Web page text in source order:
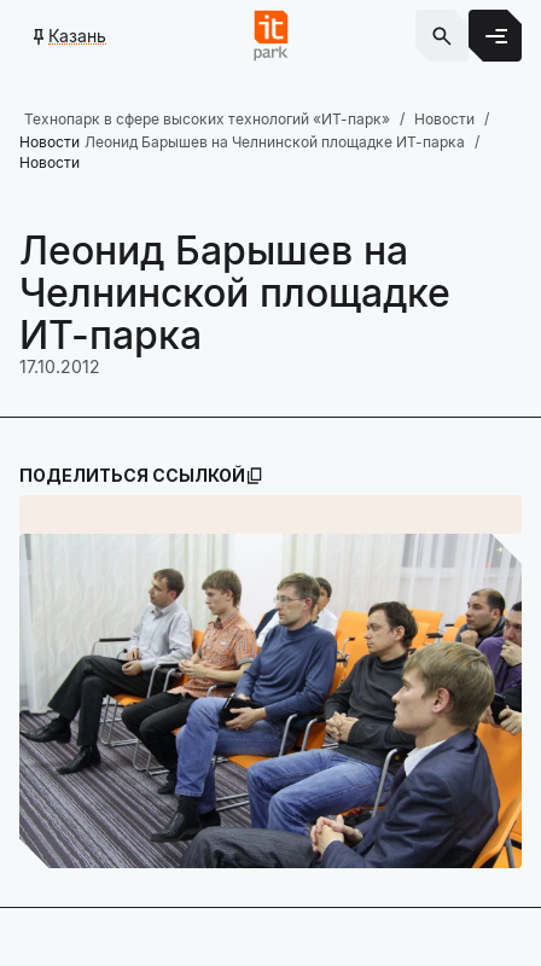
Казань
Технопарк в сфере высоких технологий «ИТ-парк»
Новости
Новости Леонид Барышев на Челнинской площадке ИТ-парка
Новости
Леонид Барышев на
Челнинской площадке
ИТ-парка
17.10.2012
ПОДЕЛИТЬСЯ ССЫЛКОЙ